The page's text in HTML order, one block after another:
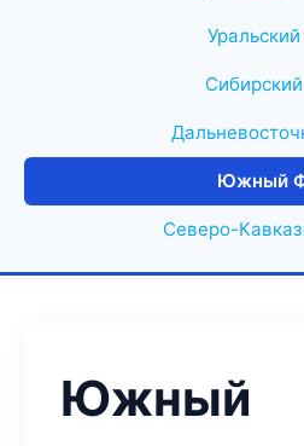
Южный
Северо-
Южный